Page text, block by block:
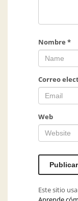
Nombre *
Correo
Web
Este sitio